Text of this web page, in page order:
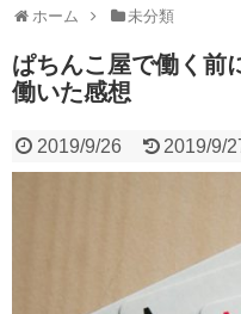
ホーム 未分類
ぱちんこ屋で働く前
働いた感想
2019/9/26 2019/9/